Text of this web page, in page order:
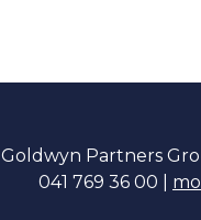
Goldwyn Partners
041 769 36 00 |